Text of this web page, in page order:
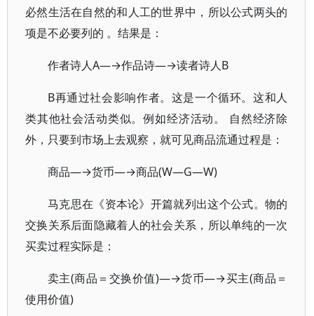
必然生活在自然的和人工的世界中，所以公式两头的
项是不必要列的 。结果是：
作者诗人A—→作品诗—→读者诗人B
B再通过社会影响作者。这是一个循环。这和人
类其他社会活动类似。例如经济活动。 自然经济除
外，只要到市场上去观察，就可见商品流通过程是：
商品—→货币—→商品(W—G—W)
马克思在《资本论》开篇就列出这个公式。物的
交换关系后面隐藏着人的社会关系，所以单纯的一次
买卖过程实际是：
卖主(商品＝交换价值)—→货币—→买主(商品＝
使用价值)